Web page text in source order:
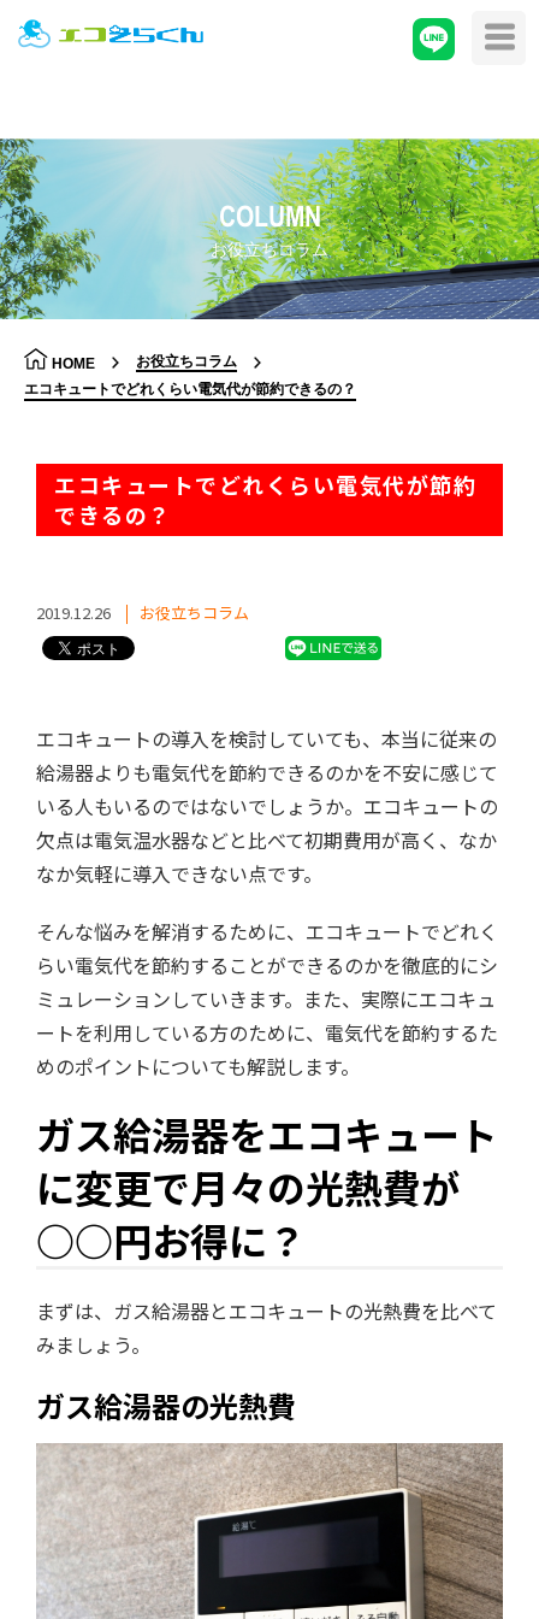
COLUMN
お役立ちコラム
HOME
お役立ちコラム
エコキュートでどれくらい電気代が節約できるの？
エコキュートでどれくらい電気代が節約
できるの？
2019.12.26 お役立ちコラム
エコキュートの導入を検討していても、本当に従来の
給湯器よりも電気代を節約できるのかを不安に感じて
いる人もいるのではないでしょうか。エコキュートの
欠点は電気温水器などと比べて初期費用が高く、なか
なか気軽に導入できない点です。
そんな悩みを解消するために、エコキュートでどれく
らい電気代を節約することができるのかを徹底的にシ
ミュレーションしていきます。また、実際にエコキュ
ートを利用している方のために、電気代を節約するた
めのポイントについても解説します。
ガス給湯器をエコキュート
に変更で月々の光熱費が
○○円お得に？
まずは、ガス給湯器とエコキュートの光熱費を比べて
みましょう。
ガス給湯器の光熱費